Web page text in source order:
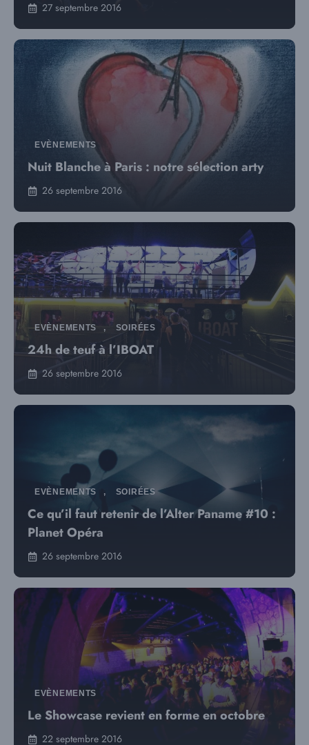
27 septembre 2016
EVÈNEMENTS
Nuit Blanche à Paris : notre sélection arty
26 septembre 2016
EVÈNEMENTS , SOIRÉES
24h de teuf à l’IBOAT
26 septembre 2016
EVÈNEMENTS , SOIRÉES
Ce qu’il faut retenir de l’Alter Paname #10 :
Planet Opéra
26 septembre 2016
EVÈNEMENTS
Le Showcase revient en forme en octobre
22 septembre 2016